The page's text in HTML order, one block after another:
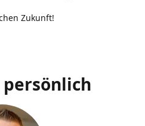
Zukunft!